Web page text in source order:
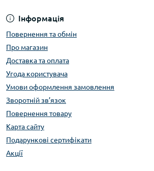
Інформація
Повернення та обмін
Про магазин
Доставка та оплата
Угода користувача
Умови оформлення замовлення
Зворотній зв’язок
Повернення товару
Карта сайту
Подарункові сертифікати
Акції